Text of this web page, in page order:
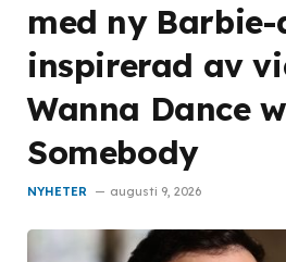
med ny Barbie-
inspirerad av
Wanna Dance
Somebody
NYHETER augusti 9, 2026